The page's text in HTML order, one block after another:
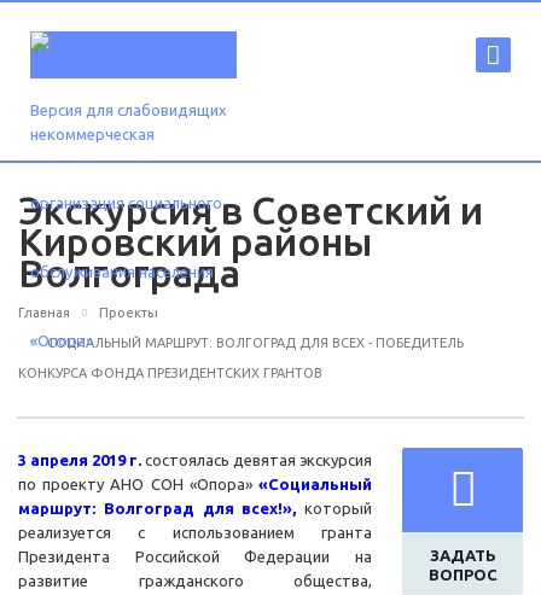
Версия для слабовидящих
Экскурсия в Советский и
Кировский районы
Волгограда
Главная Проекты
СОЦИАЛЬНЫЙ МАРШРУТ: ВОЛГОГРАД ДЛЯ ВСЕХ - ПОБЕДИТЕЛЬ
КОНКУРСА ФОНДА ПРЕЗИДЕНТСКИХ ГРАНТОВ
ЗАДАТЬ
ВОПРОС
3 апреля 2019 г. состоялась девятая экскурсия
по проекту АНО СОН «Опора» «Социальный
маршрут: Волгоград для всех!», который
реализуется с использованием гранта
Президента Российской Федерации на
развитие гражданского общества,